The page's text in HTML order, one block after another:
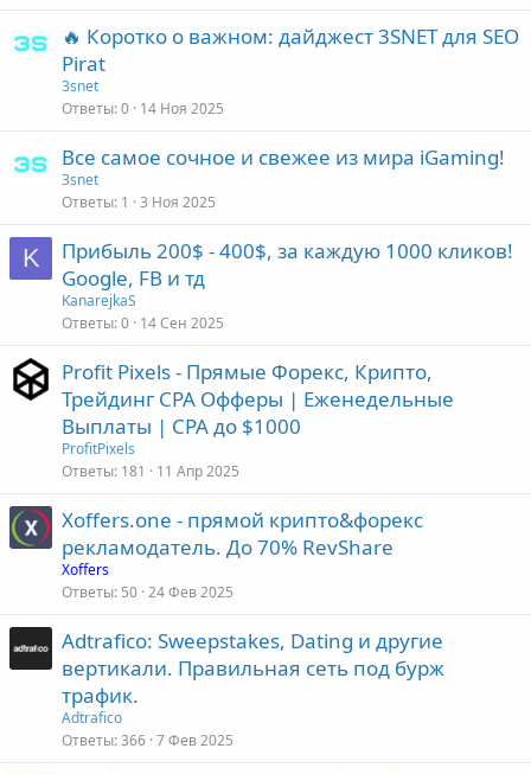
🔥 Коротко о важном: дайджест 3SNET для SEO
Pirat
3snet
Ответы 0 14 Ноя 2025
Все самое сочное и свежее из мира iGaming!
3snet
Ответы 1 3 Ноя 2025
K
Прибыль 200$ - 400$, за каждую 1000 кликов!
Google, FB и тд
KanarejkaS
Ответы 0 14 Сен 2025
Profit Pixels - Прямые Форекс, Крипто,
Трейдинг CPA Офферы | Еженедельные
Выплаты | CPA до $1000
ProfitPixels
Ответы 181 11 Апр 2025
Xoffers.one - прямой крипто&форекс
рекламодатель. До 70% RevShare
Xoffers
Ответы 50 24 Фев 2025
Adtrafico: Sweepstakes, Dating и другие
вертикали. Правильная сеть под бурж
трафик.
Adtrafico
Ответы 366 7 Фев 2025